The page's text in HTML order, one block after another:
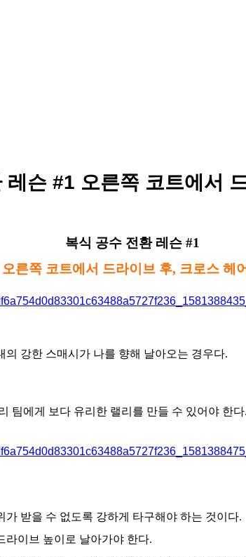
슨 #1 오른쪽 코트에서
복식 공수 전환 레슨 #1
오른쪽 코트에서 드라이브 후, 크로스 헤
강한 스매시가 나를 향해 날아오는 경우다.
팀에게 보다 유리한 랠리를 만들 수 있어야 한다.
받을 수 없도록 강하게 타구해야 하는 것이다.
이브 높이로 날아가야 한다.